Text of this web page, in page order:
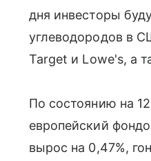
дня инвесторы
углеводородов в
Target и Lowe's, а
По состоянию на
европейский
вырос на 0,47%,